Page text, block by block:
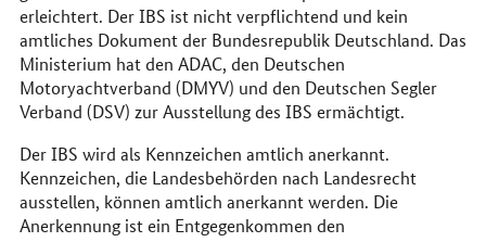
erleichtert. Der IBS ist nicht verpflichtend und kein
amtliches Dokument der Bundesrepublik Deutschland. Das
Ministerium hat den ADAC, den Deutschen
Motoryachtverband (DMYV) und den Deutschen Segler
Verband (DSV) zur Ausstellung des IBS ermächtigt.
Der IBS wird als Kennzeichen amtlich anerkannt.
Kennzeichen, die Landesbehörden nach Landesrecht
ausstellen, können amtlich anerkannt werden. Die
Anerkennung ist ein Entgegenkommen den